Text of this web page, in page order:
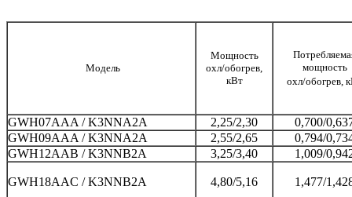
Модель
Мощность
охл/обогрев,
кВт
мощность
охл/обогрев,
GWH07AAA / K3NNA2A 2,25/2,30
0,700/
GWH09AAA / K3NNA2A
2,55/2,65
0,794/
GWH12AAB / K3NNB2A
3,25/3,40 1,009/
GWH18AAC / K3NNB2A 4,80/5,16 1,477/